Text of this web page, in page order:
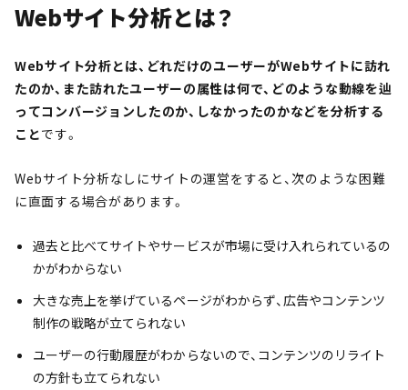
Webサイト分析とは？
Webサイト分析とは、どれだけのユーザーがWebサイトに訪れ
たのか、また訪れたユーザーの属性は何で、どのような動線を辿
ってコンバージョンしたのか、しなかったのかなどを分析する
ことです。
Webサイト分析なしにサイトの運営をすると、次のような困難
に直面する場合があります。
過去と比べてサイトやサービスが市場に受け入れられているの
かがわからない
大きな売上を挙げているページがわからず、広告やコンテンツ
制作の戦略が立てられない
ユーザーの行動履歴がわからないので、コンテンツのリライト
の方針も立てられない